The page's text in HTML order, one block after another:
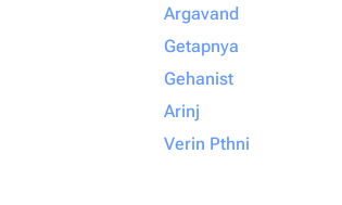
Argavand
Getapnya
Gehanist
Arinj
Verin Pthni